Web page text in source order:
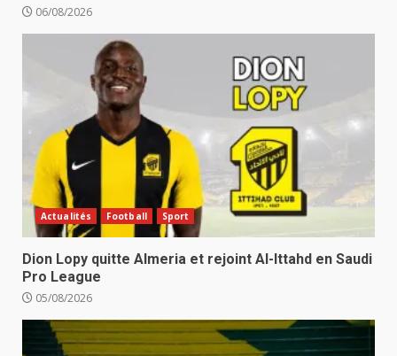
06/08/2026
Actualités Football Sport
Dion Lopy quitte Almeria et rejoint Al-Ittahd en Saudi
Pro League
05/08/2026